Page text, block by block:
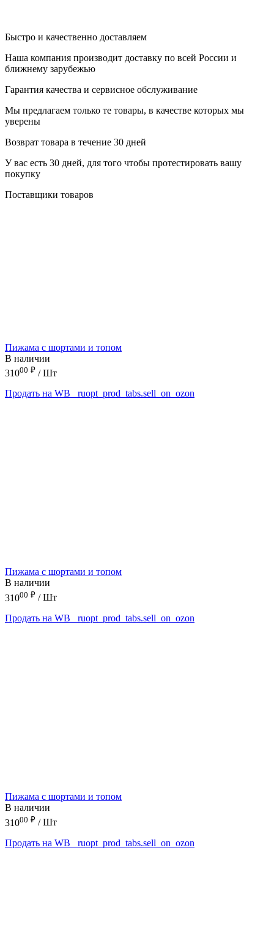
Быстро и качественно доставляем
Наша компания производит доставку по всей России и
ближнему зарубежью
Гарантия качества и сервисное обслуживание
Мы предлагаем только те товары, в качестве которых мы
уверены
Возврат товара в течение 30 дней
У вас есть 30 дней, для того чтобы протестировать вашу
покупку
Поставщики товаров
Пижама с шортами и топом
В наличии
31000 ₽ / Шт
Продать на WB
_ruopt_prod_tabs.sell_on_ozon
Пижама с шортами и топом
В наличии
31000 ₽ / Шт
Продать на WB
_ruopt_prod_tabs.sell_on_ozon
Пижама с шортами и топом
В наличии
31000 ₽ / Шт
Продать на WB
_ruopt_prod_tabs.sell_on_ozon